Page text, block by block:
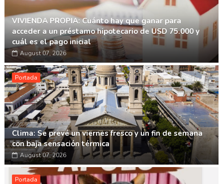
VIVIENDA PROPIA: Cuánto hay que ganar para
acceder a un préstamo hipotecario de USD 75.000 y
cuál es el pago inicial
August 07, 2026
Portada
Clima: Se prevé un viernes fresco y un fin de semana
con baja sensación térmica
August 07, 2026
Portada